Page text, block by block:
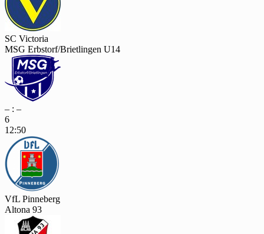
SC Victoria
MSG Erbstorf/Brietlingen U14
– : –
6
12:50
VfL Pinneberg
Altona 93